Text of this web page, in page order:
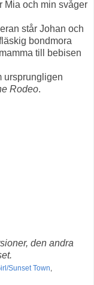
Mia och min svåger
står Johan och
bondmora
till bebisen
ursprungligen
Rodeo.
den andra
Sunset Town,